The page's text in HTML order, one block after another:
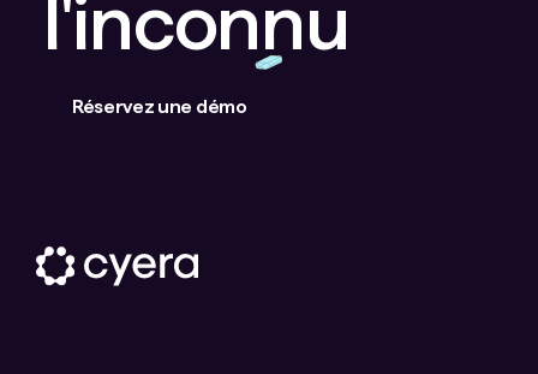
l'inconnu
Réservez une démo